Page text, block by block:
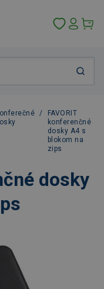
/
FAVORIT
konferenčné
dosky A4 s
blokom na
zips
dosky